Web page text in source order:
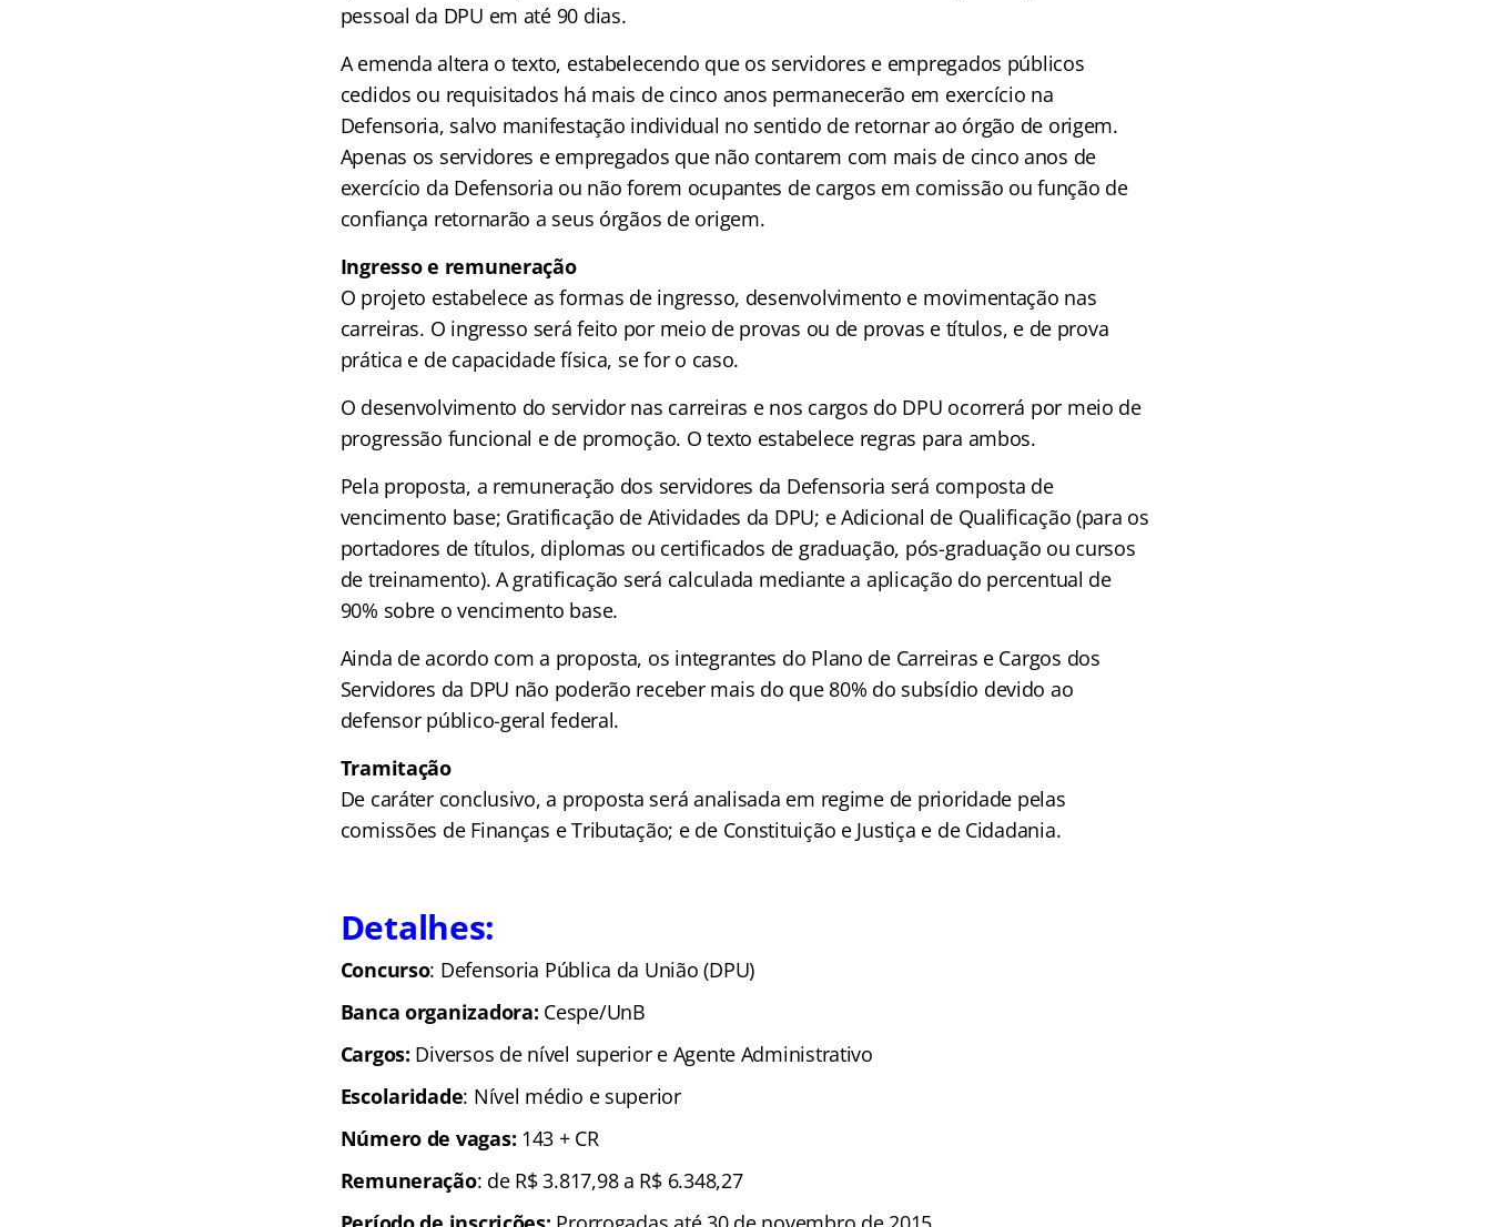
pessoal da DPU em até 90 dias.
A emenda altera o texto, estabelecendo que os servidores e empregados públicos
cedidos ou requisitados há mais de cinco anos permanecerão em exercício na
Defensoria, salvo manifestação individual no sentido de retornar ao órgão de origem.
Apenas os servidores e empregados que não contarem com mais de cinco anos de
exercício da Defensoria ou não forem ocupantes de cargos em comissão ou função de
confiança retornarão a seus órgãos de origem.
Ingresso e remuneração
O projeto estabelece as formas de ingresso, desenvolvimento e movimentação nas
carreiras. O ingresso será feito por meio de provas ou de provas e títulos, e de prova
prática e de capacidade física, se for o caso.
O desenvolvimento do servidor nas carreiras e nos cargos do DPU ocorrerá por meio de
progressão funcional e de promoção. O texto estabelece regras para ambos.
Pela proposta, a remuneração dos servidores da Defensoria será composta de
vencimento base; Gratificação de Atividades da DPU; e Adicional de Qualificação (para os
portadores de títulos, diplomas ou certificados de graduação, pós-graduação ou cursos
de treinamento). A gratificação será calculada mediante a aplicação do percentual de
90% sobre ovencimento base.
Ainda de acordo com a proposta, os integrantes do Plano de Carreiras e Cargos dos
Servidores da DPU não poderão receber mais do que 80% do subsídio devido ao
defensor público-geral federal.
Tramitação
De caráter conclusivo, a proposta será analisada em regime de prioridade pelas
comissões de Finanças e Tributação; e de Constituição e Justiça e de Cidadania.
Detalhes:
Concurso: Defensoria Pública da União (DPU)
Banca organizadora: Cespe/UnB
Cargos: Diversos de nível superior e Agente Administrativo
Escolaridade: Nível médio e superior
Número de vagas: 143 + CR
Remuneração: de R$ 3.817,98 a R$ 6.348,27